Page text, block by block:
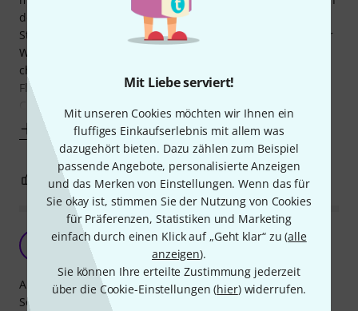
Mit Liebe serviert!
Mit unseren Cookies möchten wir Ihnen ein
fluffiges Einkaufserlebnis mit allem was
dazugehört bieten. Dazu zählen zum Beispiel
passende Angebote, personalisierte Anzeigen
und das Merken von Einstellungen. Wenn das für
Sie okay ist, stimmen Sie der Nutzung von Cookies
für Präferenzen, Statistiken und Marketing
einfach durch einen Klick auf „Geht klar“ zu (alle
anzeigen).
Sie können Ihre erteilte Zustimmung jederzeit
über die Cookie-Einstellungen (hier) widerrufen.
dem steht, dass man vorsichtig sein soll, wenn man den
Stand auf einem Holzboden (Parkett, Laminat) aufstellt. Der
Weichmacher in den Standfußüberzügen kann durch
chemische Reaktion schwarze, nicht wieder entfernbare
Flecken machen. Und das ganze Ding auch noch "made in
China", na ja
Mehr anzeigen
1 BEWERTUNG MELDEN
Das Beste
Uwe5413 07.11.2022
Auf diesem Orchesterpult bleiben die Noten liegen, die
Seiten offen und es passen durch geschickte Stapeltechnik